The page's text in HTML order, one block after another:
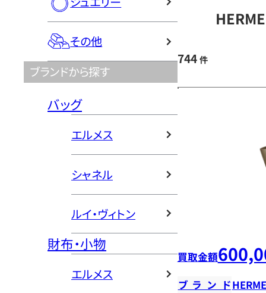
その他
ブランドから探す
バッグ
エルメス
シャネル
ルイ・ヴィトン
財布・小物
エルメス
744 件
買取金額
ブランド